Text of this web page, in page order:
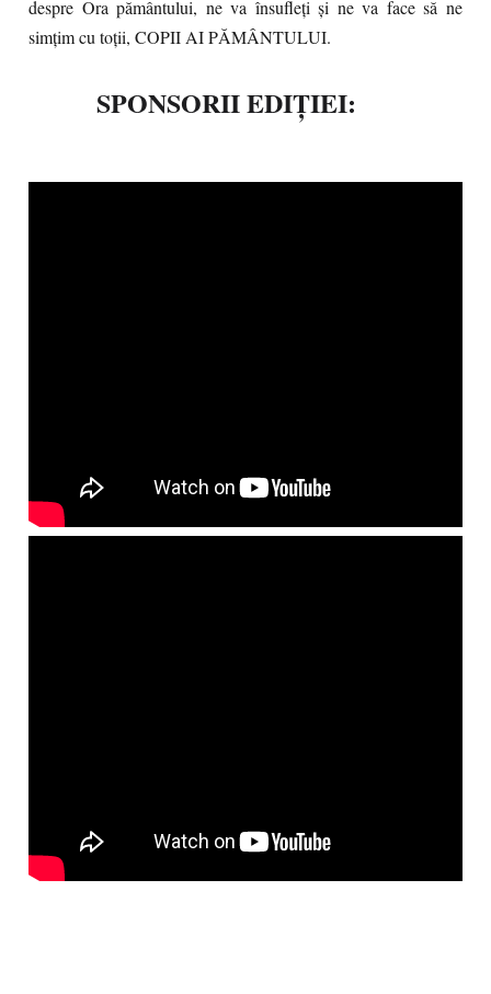
despre Ora pământului, ne va însufleţi şi ne va face să ne
simţim cu toţii, COPII AI PĂMÂNTULUI.
SPONSORII EDIȚIEI: